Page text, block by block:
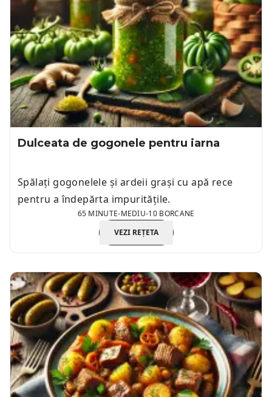
Dulceata de gogonele pentru iarna
Spălați gogonelele și ardeii grași cu apă rece
pentru a îndepărta impuritățile.
65 MINUTE-MEDIU-10 BORCANE
VEZI REȚETA